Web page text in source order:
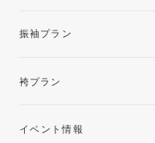
振袖プラン
レンタルプラン
袴プラン
卒業袴レンタルプラン
イベント情報